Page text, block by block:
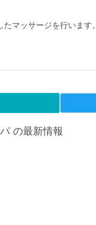
マッサージを行います。
の最新情報